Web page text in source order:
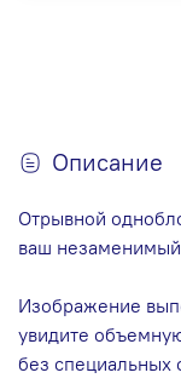
Описание
Отрывной
ваш
Изображение
увидите
без специальных